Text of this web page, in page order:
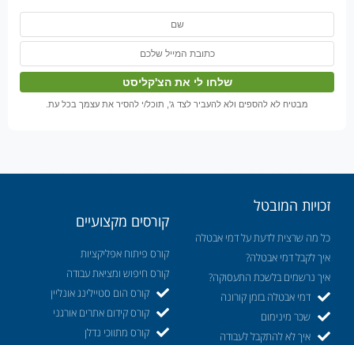
מבטיח לא להספים ולא להעביר לצד ג', תוכל/י להסיר את עצמך בכל עת.
זכויות המובטל
כל מה שרצית לדעת על דמי אבטלה
איך לקבל דמי אבטלה?
איך נרשמים בלשכת התעסוקה?
דמי אבטלה בזמן קורונה
שכר מינימום
איך לא להתקבל לעבודה
קורסים מקצועיים
קורס פיתוח אפליקציות
קורס חיפוש ומציאת עבודה
קורס הום סטיילינג אונליין
קורס קידום אתרים אורגני
קורס מתווכי נדלן